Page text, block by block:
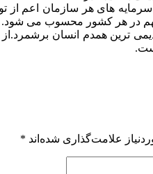
سرمایه های هر سازمان
در هر کشور محسوب می شود.
ترین همدم انسان
علامت‌گذاری شده‌اند *